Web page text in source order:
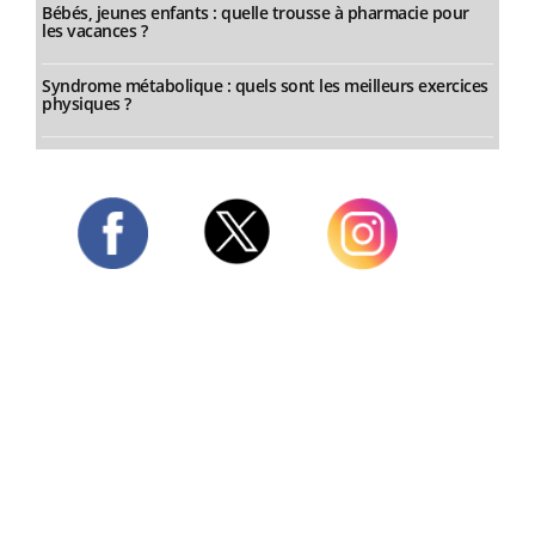
Bébés, jeunes enfants : quelle trousse à pharmacie pour
les vacances ?
Syndrome métabolique : quels sont les meilleurs exercices
physiques ?